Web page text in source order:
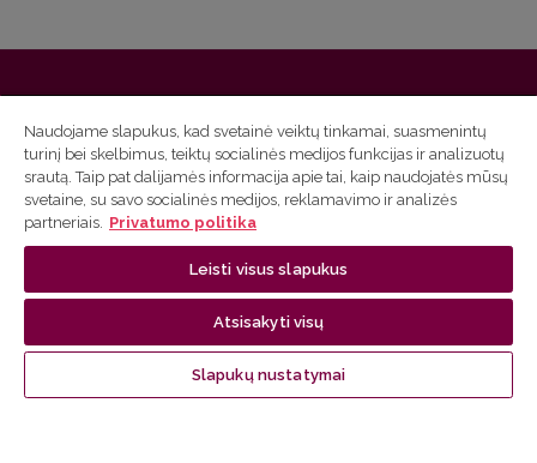
Universiteto g. 3, LT-01122, Vilnius
El. paštas mb@mb.vu.lt
Naudojame slapukus, kad svetainė veiktų tinkamai, suasmenintų
turinį bei skelbimus, teiktų socialinės medijos funkcijas ir analizuotų
srautą. Taip pat dalijamės informacija apie tai, kaip naudojatės mūsų
svetaine, su savo socialinės medijos, reklamavimo ir analizės
partneriais. Privatumo politika
Leisti visus slapukus
Atsisakyti visų
Slapukų nustatymai